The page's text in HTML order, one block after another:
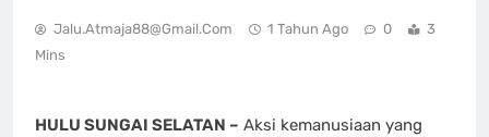
Jalu.atmaja88@gmail.com 1 Tahun Ago 0
3
Mins
HULU SUNGAI SELATAN – Aksi kemanusiaan yang